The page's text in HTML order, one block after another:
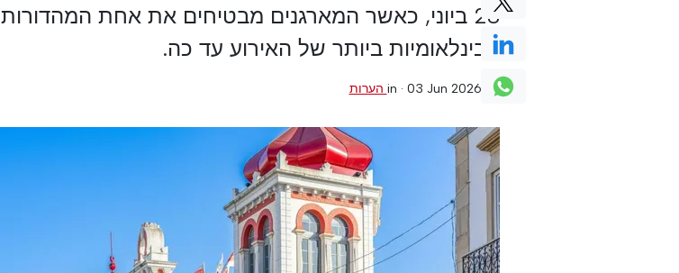
28 ביוני, כאשר המארגנים מבטיחים את אחת המהדורות
הבינלאומיות ביותר של האירוע עד כה.
in · 03 Jun 2026 0 הערות